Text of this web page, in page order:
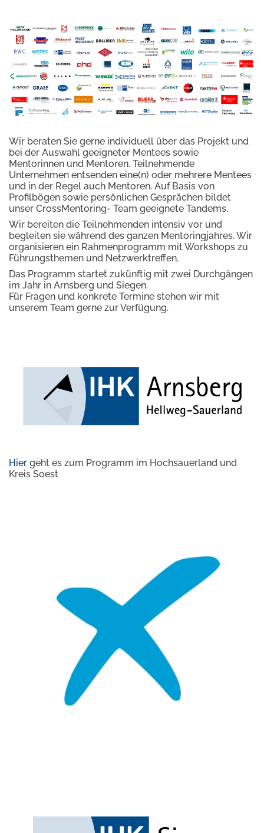
Wir beraten Sie gerne individuell über das Projekt und
bei der Auswahl geeigneter Mentees sowie
Mentorinnen und Mentoren. Teilnehmende
Unternehmen entsenden eine(n) oder mehrere Mentees
und in der Regel auch Mentoren. Auf Basis von
Profilbögen sowie persönlichen Gesprächen bildet
unser CrossMentoring- Team geeignete Tandems.
Wir bereiten die Teilnehmenden intensiv vor und
begleiten sie während des ganzen Mentoringjahres. Wir
organisieren ein Rahmenprogramm mit Workshops zu
Führungsthemen und Netzwerktreffen.
Das Programm startet zukünftig mit zwei Durchgängen
im Jahr in Arnsberg und Siegen.
Für Fragen und konkrete Termine stehen wir mit
unserem Team gerne zur Verfügung.
Hier geht es zum Programm im Hochsauerland und
Kreis Soest